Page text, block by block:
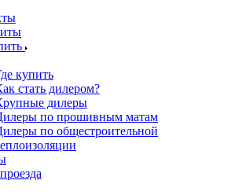
купить
стать дилером?
дилеры
по прошивным матам
по общестроительной